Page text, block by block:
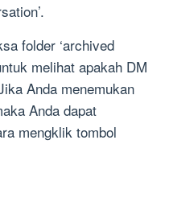
folder ‘archived
melihat apakah DM
Anda menemukan
Anda dapat
mengklik tombol